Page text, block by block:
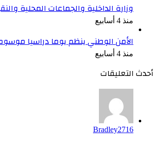
وزارة الداخلية والجماعات المحلية
منذ 4 أسابيع
الأمن الوطني ينظم يوما دراسيا
منذ 4 أسابيع
أحدث التعليقات
Bradley2716